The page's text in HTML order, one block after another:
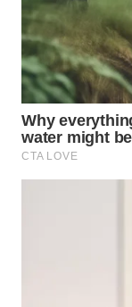
atual
possuía
ainda
Qual era o